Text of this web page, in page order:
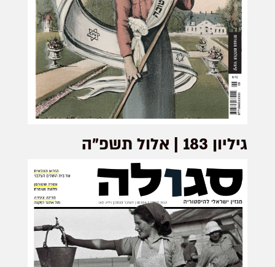
גיליון 183 | אלול תשפ”ה